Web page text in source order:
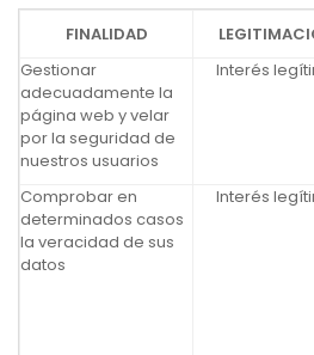
FINALIDAD
Gestionar
adecuadamente la
página web y velar
por la seguridad de
nuestros usuarios
Interés
Comprobar en
determinados casos
la veracidad de sus
datos
Interés